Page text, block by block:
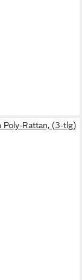
Rattan, (3-tlg)